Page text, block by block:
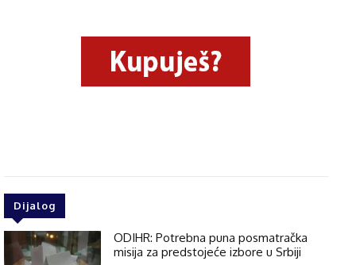
Dijalog
ODIHR: Potrebna puna posmatračka
misija za predstojeće izbore u Srbiji